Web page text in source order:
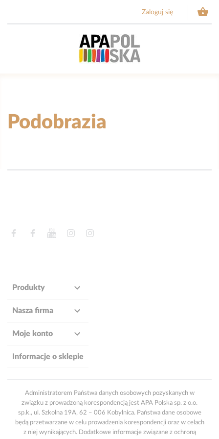
Zaloguj się 
Podobrazia
FacebookFacebookYouTubeInstagram
Produkty 
Nasza firma 
Moje konto 
Informacje o sklepie
Administratorem Państwa danych osobowych pozyskanych w
związku z prowadzoną korespondencją jest APA Polska sp. z o.o.
sp.k., ul. Szkolna 19A, 62 – 006 Kobylnica. Państwa dane osobowe
będą przetwarzane w celu prowadzenia korespondencji oraz w celach
z niej wynikających. Dodatkowe informacje związane z ochroną